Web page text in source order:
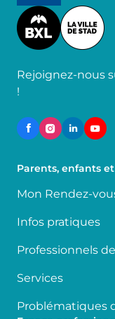
Image
Rejoignez-nous
!
Parents, enfants
Mon Rendez-
Infos pratiques
Professionnels
Services
Problématiques